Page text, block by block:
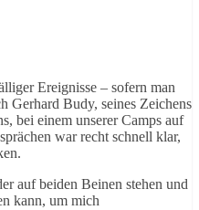
Ereignisse – sofern man
Gerhard Budy, seines Zeichens
bei einem unserer Camps auf
war recht schnell klar,
auf beiden Beinen stehen und
kann, um mich